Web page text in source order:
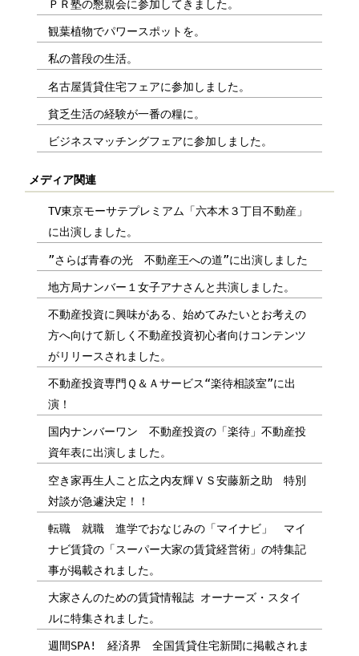
ＰＲ塾の懇親会に参加してきました。
観葉植物でパワースポットを。
私の普段の生活。
名古屋賃貸住宅フェアに参加しました。
貧乏生活の経験が一番の糧に。
ビジネスマッチングフェアに参加しました。
メディア関連
TV東京モーサテプレミアム「六本木３丁目不動産」
に出演しました。
”さらば青春の光 不動産王への道”に出演しました
地方局ナンバー１女子アナさんと共演しました。
不動産投資に興味がある、始めてみたいとお考えの
方へ向けて新しく不動産投資初心者向けコンテンツ
がリリースされました。
不動産投資専門Ｑ＆Ａサービス“楽待相談室”に出
演！
国内ナンバーワン 不動産投資の「楽待」不動産投
資年表に出演しました。
空き家再生人こと広之内友輝ＶＳ安藤新之助 特別
対談が急遽決定！！
転職 就職 進学でおなじみの「マイナビ」 マイ
ナビ賃貸の「スーパー大家の賃貸経営術」の特集記
事が掲載されました。
大家さんのための賃貸情報誌 オーナーズ・スタイ
ルに特集されました。
週間SPA! 経済界 全国賃貸住宅新聞に掲載されま